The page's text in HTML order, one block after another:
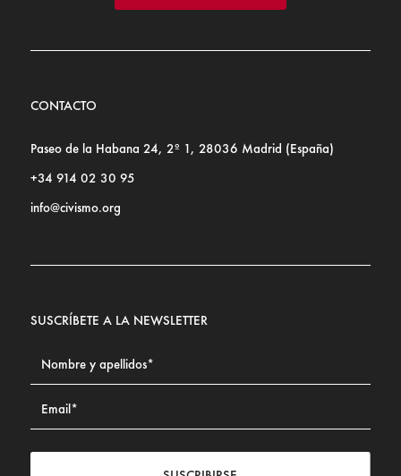
CONTACTO
Paseo de la Habana 24, 2º 1, 28036 Madrid (España)
+34 914 02 30 95
info@civismo.org
SUSCRÍBETE A LA NEWSLETTER